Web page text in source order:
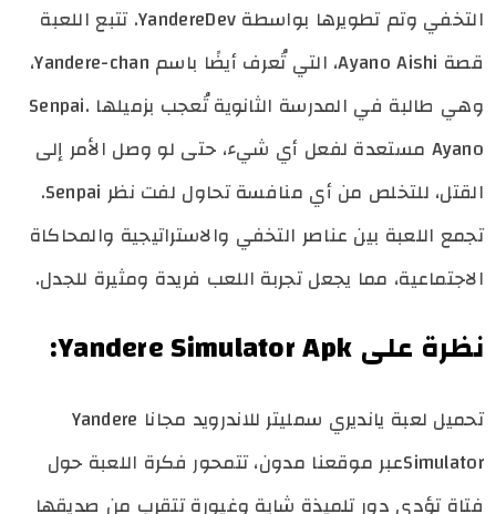
التخفي وتم تطويرها بواسطة YandereDev. تتبع اللعبة
قصة Ayano Aishi، التي تُعرف أيضًا باسم Yandere-chan،
وهي طالبة في المدرسة الثانوية تُعجب بزميلها Senpai.
Ayano مستعدة لفعل أي شيء، حتى لو وصل الأمر إلى
القتل، للتخلص من أي منافسة تحاول لفت نظر Senpai.
تجمع اللعبة بين عناصر التخفي والاستراتيجية والمحاكاة
الاجتماعية، مما يجعل تجربة اللعب فريدة ومثيرة للجدل.
نظرة على Yandere Simulator Apk:
تحميل لعبة يانديري سمليتر للاندرويد مجانا Yandere
Simulatorعبر موقعنا مدون، تتمحور فكرة اللعبة حول
فتاة تؤدي دور تلميذة شابة وغيورة تتقرب من صديقها